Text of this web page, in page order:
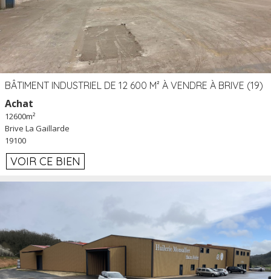
BÂTIMENT INDUSTRIEL DE 12 600 M² À VENDRE À BRIVE (19)
Achat
12600m²
Brive La Gaillarde
19100
VOIR CE BIEN